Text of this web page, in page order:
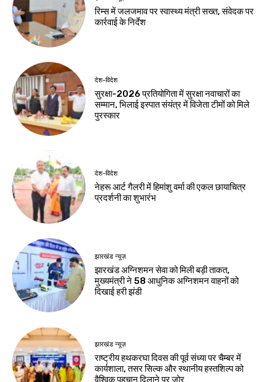
रिम्स में जलजमाव पर स्वास्थ्य मंत्री सख्त, संवेदक पर
कार्रवाई के निर्देश
देश-विदेश
सुरक्षा-2026 प्रतियोगिता में सुरक्षा नवाचारों का
सम्मान, भिलाई इस्पात संयंत्र में विजेता टीमों को मिले
पुरस्कार
देश-विदेश
नेहरू आर्ट गैलरी में हिमांशु वर्मा की एकल छायाचित्र
प्रदर्शनी का शुभारंभ
झारखंड न्यूज़
झारखंड अग्निशमन सेवा को मिली बड़ी ताकत,
मुख्यमंत्री ने 58 आधुनिक अग्निशमन वाहनों को
दिखाई हरी झंडी
झारखंड न्यूज़
राष्ट्रीय हथकरघा दिवस की पूर्व संध्या पर चैम्बर में
कार्यशाला, तसर सिल्क और स्थानीय हस्तशिल्प को
वैश्विक पहचान दिलाने पर जोर